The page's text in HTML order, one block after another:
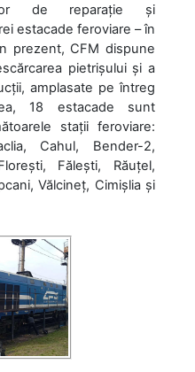
de reparație și
estacade feroviare – în
prezent, CFM dispune
pietrișului și a
amplasate pe întreg
18 estacade sunt
stații feroviare:
Cahul, Bender-2,
Fălești, Răuțel,
Vălcineț, Cimișlia și